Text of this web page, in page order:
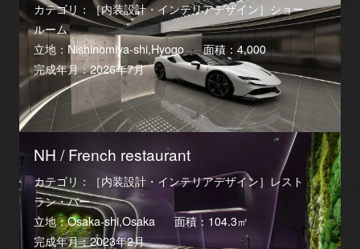
カテゴリ：［内装設計・インテリアデザイン］ショー
ルーム
立地：Nishinomiya-shi,Hyogo
面積：4,000
完成年月：2026年7月
NH / French restaurant
カテゴリ：［内装設計・インテリアデザイン］レスト
ラン・バー
立地：Osaka-shi,Osaka
面積：104.3㎡
完成年月：2023年2月